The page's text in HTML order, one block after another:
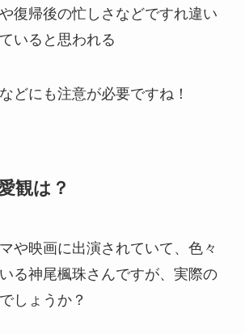
復帰後の忙しさなどですれ違い
いると思われる
どにも注意が必要ですね！
観は？
や映画に出演されていて、色々
る神尾楓珠さんですが、実際の
しょうか？